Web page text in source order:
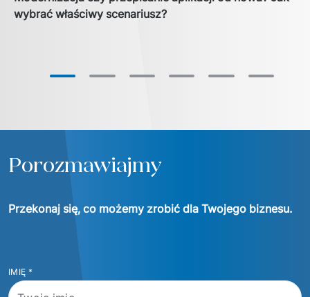
wybrać właściwy scenariusz?
Porozmawiajmy
Przekonaj się, co możemy zrobić dla Twojego biznesu.
IMIĘ *